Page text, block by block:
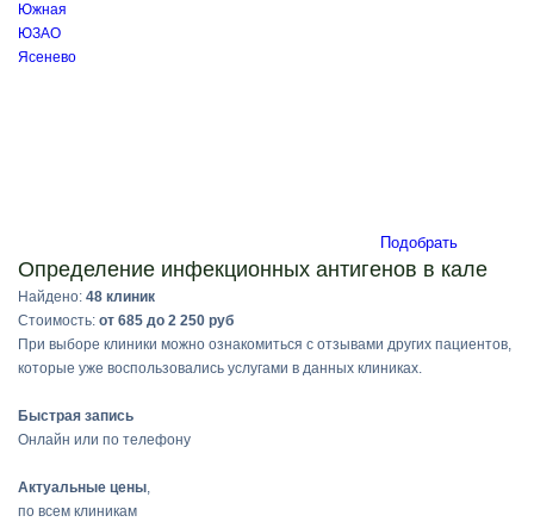
Южная
ЮЗАО
Ясенево
Подобрать
Определение инфекционных антигенов в кале
Найдено: 48 клиник
Стоимость: от 685 до 2 250 руб
При выборе клиники можно ознакомиться с отзывами других пациентов,
которые уже воспользовались услугами в данных клиниках.
Быстрая запись
Онлайн или по телефону
Актуальные цены,
по всем клиникам